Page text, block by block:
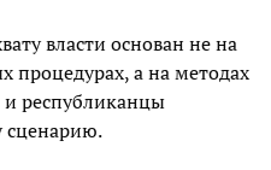
власти основан не на
процедурах, а на методах
республиканцы
сценарию.